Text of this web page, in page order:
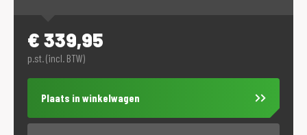
€ 339,95
p.st. (incl. BTW)
Plaats in winkelwagen